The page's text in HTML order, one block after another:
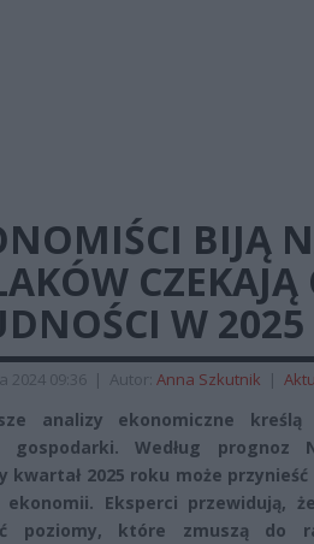
BIJĄ
W 2025
2024 09:36 | Autor: Anna Szkutnik |
analizy ekonomiczne kreślą
gospodarki. Według prognoz
kwartał 2025 roku może
ekonomii. Eksperci przewidują,
poziomy, które zmuszą do